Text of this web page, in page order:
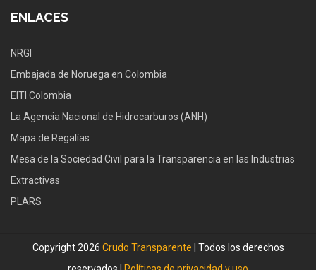
ENLACES
NRGI
Embajada de Noruega en Colombia
EITI Colombia
La Agencia Nacional de Hidrocarburos (ANH)
Mapa de Regalías
Mesa de la Sociedad Civil para la Transparencia en las Industrias
Extractivas
PLARS
Copyright 2026 Crudo Transparente | Todos los derechos